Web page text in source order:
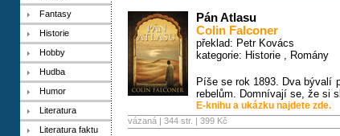
Fantasy
Historie
Hobby
Hudba
Humor
Literatura
Literatura faktu
Pán Atlasu
Colin Falconer
překlad: Petr Kovács
kategorie: Historie , Romány
Píše se rok 1893. Dva bývalí
rebelům. Domnívají se, že si
E-knihu a ukázku najdete zde.
vázaná | 344 str. | 399 Kč